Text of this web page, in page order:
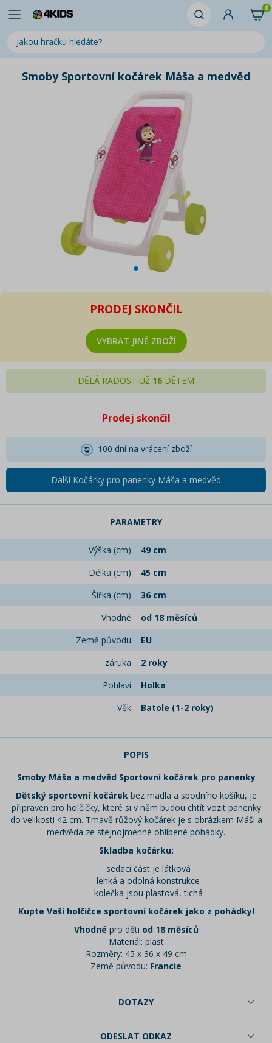
0
Smoby Sportovní kočárek Máša a medvěd
PRODEJ SKONČIL
VYBRAT JINÉ ZBOŽÍ
DĚLÁ RADOST UŽ 16 DĚTEM
Prodej skončil
100 dní na vrácení zboží
Další Kočárky pro panenky Máša a medvěd
PARAMETRY
Výška (cm)
49 cm
Délka (cm)
45 cm
Šířka (cm)
36 cm
Vhodné
od 18 měsíců
Země původu
EU
záruka
2 roky
Pohlaví
Holka
Věk
Batole (1-2 roky)
POPIS
Smoby Máša a medvěd Sportovní kočárek pro panenky
Dětský sportovní kočárekbez madla a spodního košíku, je
připraven pro holčičky, které si v něm budou chtít vozit panenky
do velikosti 42 cm. Tmavě růžový kočárek je s obrázkem Máši a
medvěda ze stejnojmenné oblíbené pohádky.
Skladba kočárku:
sedací část je látková
lehká a odolná konstrukce
kolečka jsou plastová, tichá
Kupte Vaší holčičce sportovní kočárek jako z pohádky!
Vhodné pro děti od 18 měsíců
Materiál: plast
Rozměry: 45 x 36 x 49 cm
Země původu: Francie
DOTAZY
ODESLAT ODKAZ